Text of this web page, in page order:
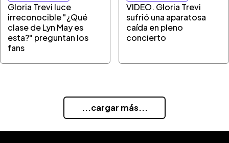
Gloria Trevi luce
irreconocible "¿Qué
clase de Lyn May es
esta?" preguntan los
fans
VIDEO. Gloria Trevi
sufrió una aparatosa
caída en pleno
concierto
...cargar más...